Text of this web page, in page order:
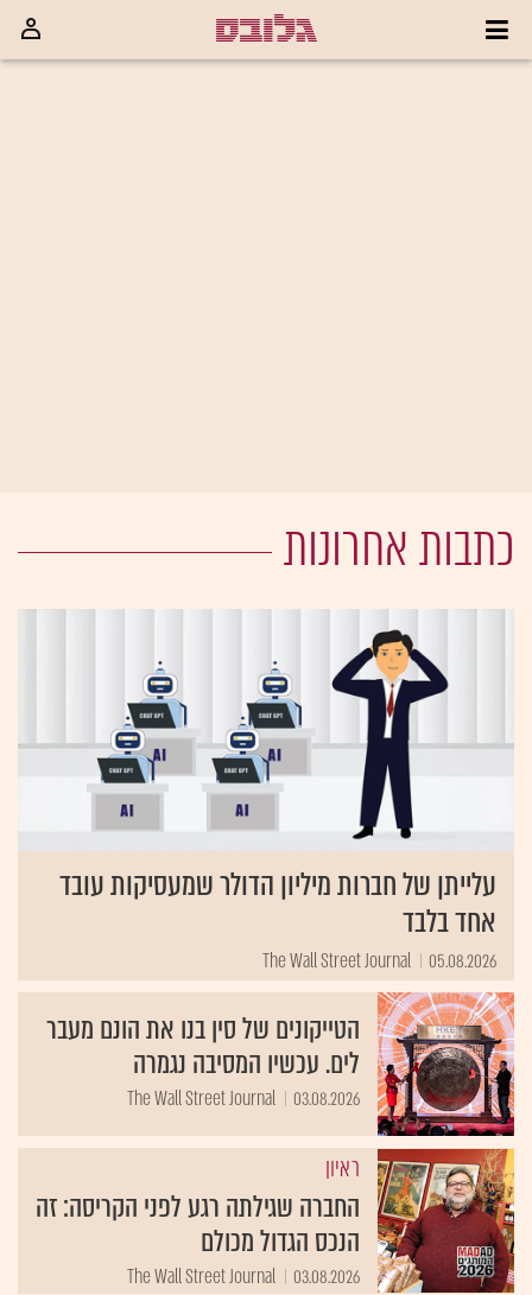
כתבות אחרונות
עלייתן של חברות מיליון הדולר שמעסיקות עובד
אחד בלבד
05.08.2026
The Wall Street Journal
הטייקונים של סין בנו את הונם מעבר
לים. עכשיו המסיבה נגמרה
03.08.2026
The Wall Street Journal
ראיון
החברה שגילתה רגע לפני הקריסה: זה
הנכס הגדול מכולם
03.08.2026
The Wall Street Journal